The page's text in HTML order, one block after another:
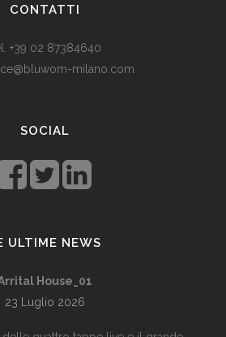
må mange av oss ty til billige
dyre designerklokker.
CONTATTI
+39 02 87384640
milano.com
replicasono un’ottima opzione che
SOCIAL
ULTIME NEWS
House_01
23 Luglio 2026